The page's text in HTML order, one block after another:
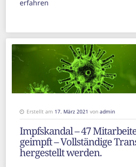
erfahren
Erstellt am 17. März 2021 von admin
Impfskandal – 47
geimpft – Vollständige
hergestellt werden.